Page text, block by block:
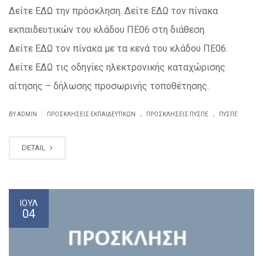
Δείτε ΕΔΩ την πρόσκληση. Δείτε ΕΔΩ τον πίνακα
εκπαιδευτικών του κλάδου ΠΕ06 στη διάθεση.
Δείτε ΕΔΩ τον πίνακα με τα κενά του κλάδου ΠΕ06.
Δείτε ΕΔΩ τις οδηγίες ηλεκτρονικής καταχώρισης
αίτησης – δήλωσης προσωρινής τοποθέτησης.
BY ADMIN ΠΡΟΣΚΛΗΣΕΙΣ ΕΚΠΑΙΔΕΥΤΙΚΏΝ . ΠΡΟΣΚΛΉΣΕΙΣ ΠΥΣΠΕ . ΠΥΣΠΕ
DETAIL
ΙΟΎΛ
04